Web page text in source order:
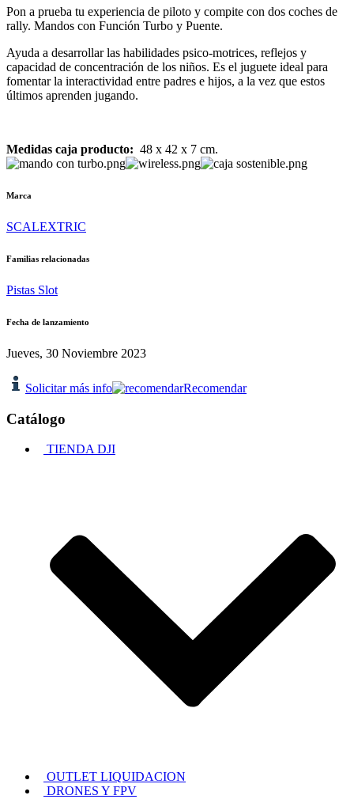
Pon a prueba tu experiencia de piloto y compite con dos coches de
rally. Mandos con Función Turbo y Puente.
Ayuda a desarrollar las habilidades psico-motrices, reflejos y
capacidad de concentración de los niños. Es el juguete ideal para
fomentar la interactividad entre padres e hijos, a la vez que estos
últimos aprenden jugando.
Medidas caja producto: 48 x 42 x 7 cm.
Marca
SCALEXTRIC
Familias relacionadas
Pistas Slot
Fecha de lanzamiento
Jueves, 30 Noviembre 2023
Solicitar más info Recomendar
Catálogo
TIENDA DJI
OUTLET LIQUIDACION
DRONES Y FPV